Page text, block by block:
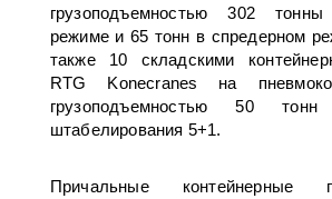
грузоподъемностью 302
режиме и 65 тонн в спредерном
также 10 складскими
RTG Konecranes на
грузоподъемностью 50
штабелирования 5+1.
Причальные контейнерные